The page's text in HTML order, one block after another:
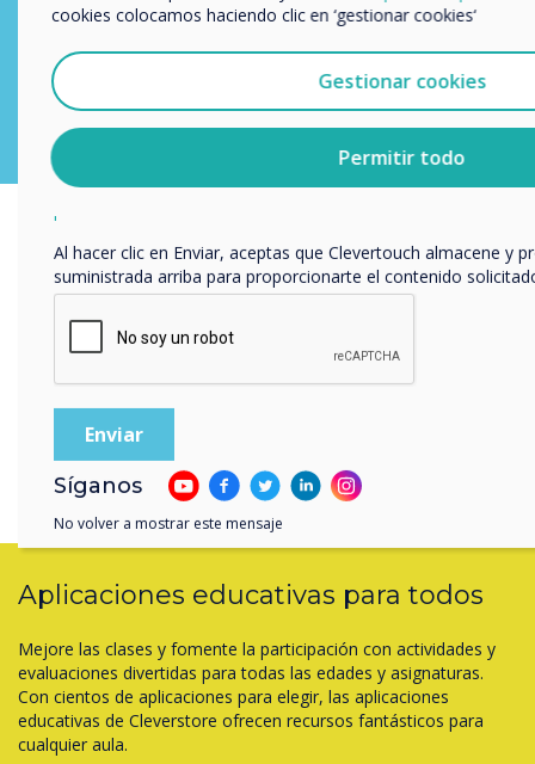
dispositivos, lo que facilita la colaboración entre estudiantes.
Descargar Clevershare
Aplicaciones educativas para todos
Mejore las clases y fomente la participación con actividades y
evaluaciones divertidas para todas las edades y asignaturas.
Con cientos de aplicaciones para elegir, las aplicaciones
educativas de Cleverstore ofrecen recursos fantásticos para
cualquier aula.
cookies colocamos haciendo clic en ‘gestionar cookies‘
Gestionar cookies
Permitir todo
electrónico, teléfono o correo postal.
Acepto recibir otras comunicaciones de Clevertouch.
Puedes darte de baja de estas comunicaciones en cualquier
información sobre cómo darte de baja, nuestras prácticas
comprometemos a proteger y respetar tu privacidad,
Al hacer clic en Enviar, aceptas que Clevertouch almacene y
suministrada arriba para proporcionarte el contenido
Síganos
No volver a mostrar este mensaje